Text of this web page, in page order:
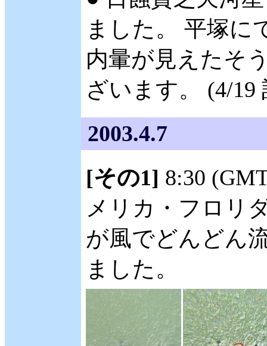
ました。 平塚に
内暈が見えたそ
ざいます。 (4/19
2003.4.7
[その1] 8:30
メリカ・フロリ
が風でどんどん
ました。